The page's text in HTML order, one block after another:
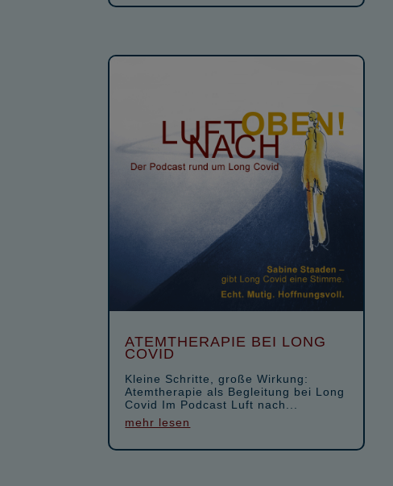
ATEMTHERAPIE BEI LONG
COVID
Kleine Schritte, große Wirkung:
Atemtherapie als Begleitung bei Long
Covid Im Podcast Luft nach...
mehr lesen